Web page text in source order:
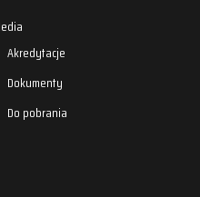
Akredytacje
Dokumenty
Do pobrania